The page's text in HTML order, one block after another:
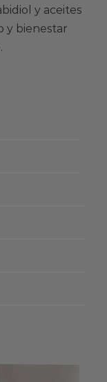
y aceites
y bienestar